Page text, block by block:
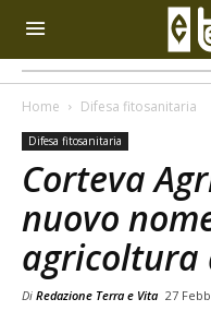
Home Difesa fitosanitaria
Difesa fitosanitaria
Corteva
nuovo
agricoltura
Di Redazione Terra e Vita 27